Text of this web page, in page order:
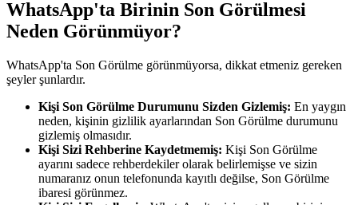
WhatsApp'ta Birinin Son Görülmesi
Neden Görünmüyor?
WhatsApp'ta Son Görülme görünmüyorsa, dikkat etmeniz gereken
şeyler şunlardır.
Kişi Son Görülme Durumunu Sizden Gizlemiş: En yaygın
neden, kişinin gizlilik ayarlarından Son Görülme durumunu
gizlemiş olmasıdır.
Kişi Sizi Rehberine Kaydetmemiş: Kişi Son Görülme
ayarını sadece rehberdekiler olarak belirlemişse ve sizin
numaranız onun telefonunda kayıtlı değilse, Son Görülme
ibaresi görünmez.